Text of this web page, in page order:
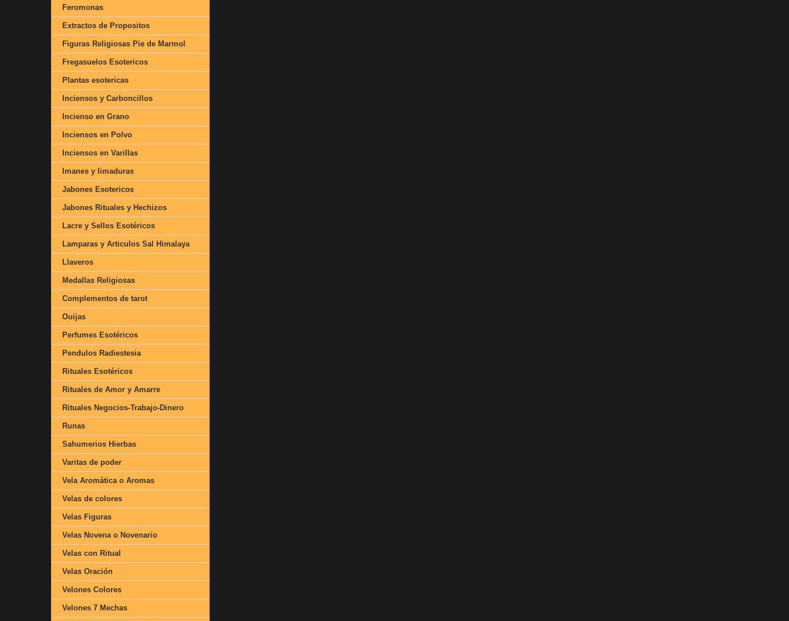
Feromonas
Extractos de Propositos
Figuras Religiosas Pie de Marmol
Fregasuelos Esotericos
Plantas esotericas
Inciensos y Carboncillos
Incienso en Grano
Inciensos en Polvo
Inciensos en Varillas
Imanes y limaduras
Jabones Esotericos
Jabones Rituales y Hechizos
Lacre y Sellos Esotéricos
Lamparas y Articulos Sal Himalaya
Llaveros
Medallas Religiosas
Complementos de tarot
Ouijas
Perfumes Esotéricos
Pendulos Radiestesia
Rituales Esotéricos
Rituales de Amor y Amarre
Rituales Negocios-Trabajo-Dinero
Runas
Sahumerios Hierbas
Varitas de poder
Vela Aromática o Aromas
Velas de colores
Velas Figuras
Velas Novena o Novenario
Velas con Ritual
Velas Oración
Velones Colores
Velones 7 Mechas